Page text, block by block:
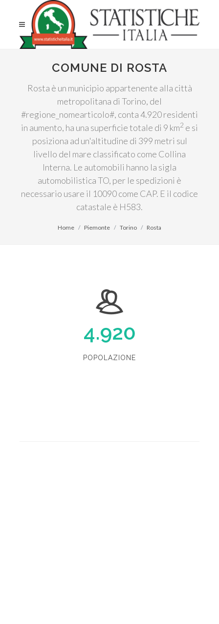
COMUNE DI ROSTA
Rosta è un municipio appartenente alla città
metropolitana di Torino, del
#regione_nomearticolo#, conta 4.920 residenti
in aumento, ha una superficie totale di 9 km2 e si
posiziona ad un'altitudine di 399 metri sul
livello del mare classificato come Collina
Interna. Le automobili hanno la sigla
automobilistica TO, per le spedizioni è
necessario usare il 10090 come CAP. E il codice
catastale è H583.
Home Piemonte Torino Rosta
4.920
POPOLAZIONE